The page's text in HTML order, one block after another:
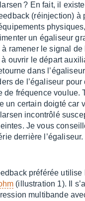
? En fait, il
(réinjec­tion) à
un égali­seur
rame­ner le signal de
ouvrir le départ
dans
de l’éga­li­seur
de fréquence voulue.
un certain doigté car
incon­trôlé
Je vous
derrière l’éga­li­seur.
préfé­rée utilise
(illus­tra­tion 1). Il
multi­bande